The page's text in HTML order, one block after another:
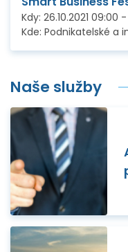
Kdy: 26.10.2021 09:00 -
Kde: Podnikatelské a
Naše služby